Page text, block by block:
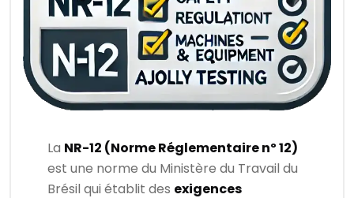
La NR-12 (Norme Réglementaire nº 12)
est une norme du Ministère du Travail du
Brésil qui établit des exigences